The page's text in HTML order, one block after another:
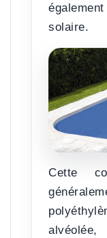
solaire.
Cette